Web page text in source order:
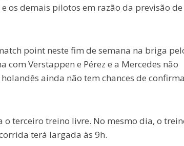
os demais pilotos em razão da previsão de
point neste fim de semana na briga
Verstappen e Pérez e a Mercedes não
ainda não tem chances de
terceiro treino livre. No mesmo dia, o
terá largada às 9h.